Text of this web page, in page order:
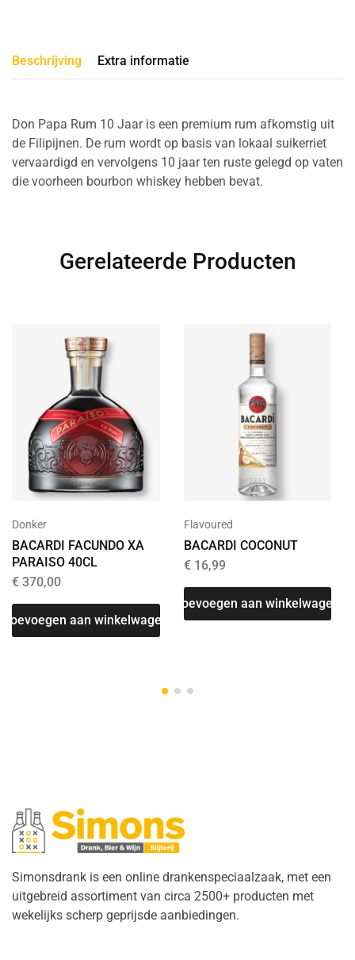
Beschrijving Extra informatie
Don Papa Rum 10 Jaar is een premium rum afkomstig uit
de Filipijnen. De rum wordt op basis van lokaal suikerriet
vervaardigd en vervolgens 10 jaar ten ruste gelegd op vaten
die voorheen bourbon whiskey hebben bevat.
Gerelateerde Producten
Donker
BACARDI FACUNDO XA
PARAISO 40CL
€ 370,00
Toevoegen aan winkelwagen
Flavoured
BACARDI COCONUT
€16,99
Toevoegen aan winkelwagen
Simonsdrank is een online drankenspeciaalzaak, met een
uitgebreid assortiment van circa 2500+ producten met
wekelijks scherp geprijsde aanbiedingen.